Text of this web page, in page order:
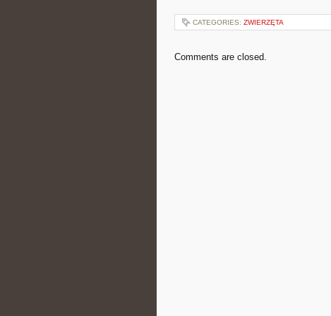
CATEGORIES: ZWIERZĘTA
Comments are closed.